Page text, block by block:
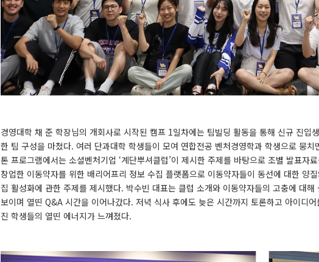
경영대학 채 준 학장님의 개회사로 시작된 캠프 1일차에는 팀빌딩 활동을 통해 신규 진입
한 팀 구성을 마쳤다. 여러 단과대학 학생들이 모여 연합전공 벤처경영학과 학생으로 뭉
톤 프로그램에서는 소셜벤처기업 ‘계단뿌셔클럽’이 제시한 주제를 바탕으로 조별 발표
창업한 이동약자를 위한 배리어프리 정보 수집 플랫폼으로 이동약자들이 동선에 대한 양
집 활성화에 관한 주제를 제시했다. 박수빈 대표는 클럽 소개와 이동약자들의 고충에 대
보이며 열띤 Q&A 시간을 이어나갔다. 저녁 식사 후에도 늦은 시간까지 토론하고 아이디
진 학생들의 열띤 에너지가 느껴졌다.